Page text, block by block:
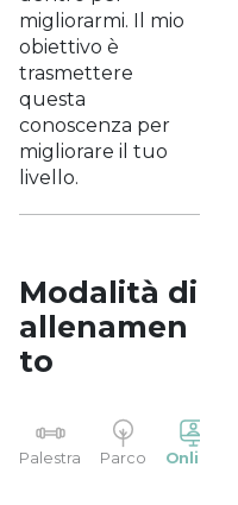
migliorarmi. Il mio
obiettivo è
trasmettere
questa
conoscenza per
migliorare il tuo
livello.
Modalità di
allenamen
to
Palestra Parco Online